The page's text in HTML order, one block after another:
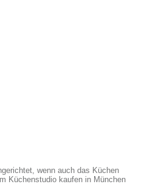
wenn auch das Küchen
Küchenstudio kaufen in München